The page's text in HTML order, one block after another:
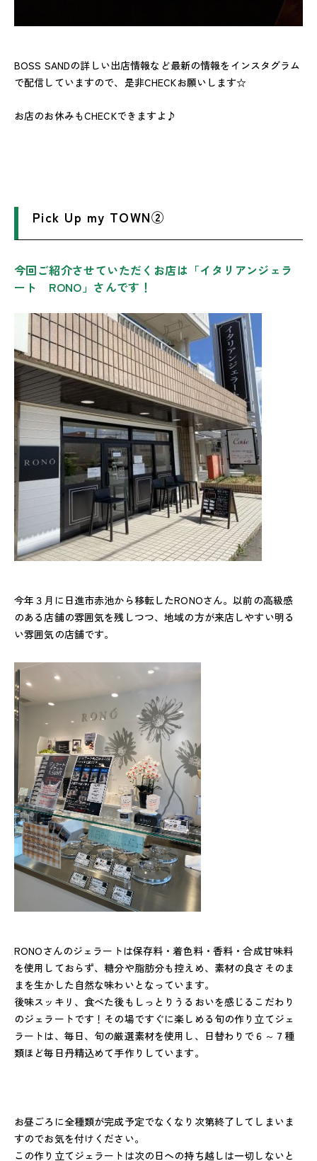
BOSS SANDの詳しい出店情報など最新の情報をインスタグラム
で配信していますので、是非CHECKお願いします☆
お店のお休みもCHECKできますよ♪
Pick Up my TOWN②
今回ご紹介させていただくお店は「イタリアンジェラ
ート RONO」さんです！
今年３月に日進市赤池から移転したRONOさん。以前の高級感
のある店舗の雰囲気を残しつつ、地域の方が来店しやすい明る
い雰囲気の店舗です。
RONOさんのジェラートは保存料・着色料・香料・合成甘味料
を使用しておらず、糖分や脂肪分も控えめ、素材の良さそのま
まを生かした自然な味わいとなっています。
後味スッキリ、食べた後もしっとりうるおいを感じるこだわり
のジェラートです！その場ですぐに楽しめる旬の作り立てジェ
ラートは、毎日、旬の厳選素材を使用し、日替わりで６～７種
類ほど毎日丹精込めて手作りしています。
お昼ごろに全種類が完成予定でなくなり次第終了してしまいま
すのでお気を付けください。
この作り立てジェラートは次の日への持ち越しは一切しないと